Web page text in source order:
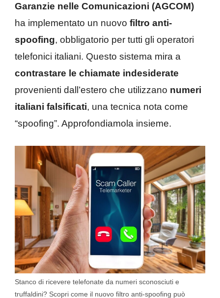
Garanzie nelle Comunicazioni (AGCOM)
ha implementato un nuovo filtro anti-
spoofing, obbligatorio per tutti gli operatori
telefonici italiani. Questo sistema mira a
contrastare le chiamate indesiderate
provenienti dall’estero che utilizzano numeri
italiani falsificati, una tecnica nota come
“spoofing”. Approfondiamola insieme.
Stanco di ricevere telefonate da numeri sconosciuti e
truffaldini? Scopri come il nuovo filtro anti-spoofing può